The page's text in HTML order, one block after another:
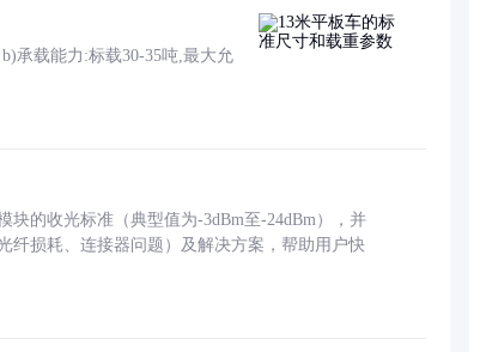
承载能力:标载30-35吨,最大允
的收光标准（典型值为-3dBm至-24dBm），并
纤损耗、连接器问题）及解决方案，帮助用户快